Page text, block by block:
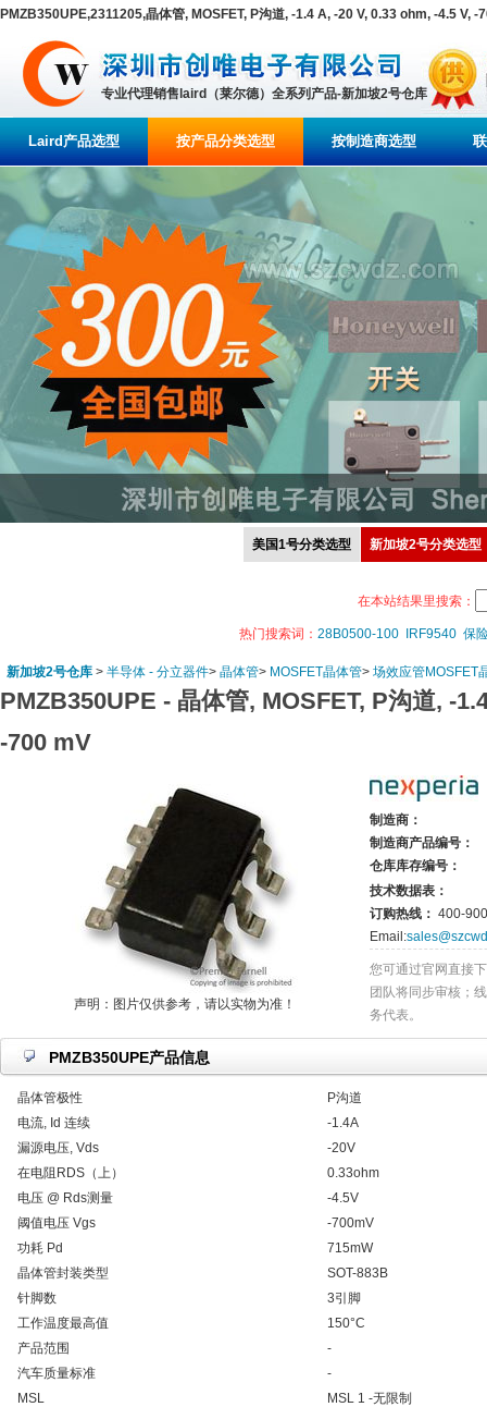
PMZB350UPE,2311205,晶体管, MOSFET, P沟道, -1.4 A, -20 V, 0.33 ohm, -4.5 V, -
专业代理销售laird（莱尔德）全系列产品-新加坡2号仓库
Laird产品选型 按产品分类选型 按制造商选型
美国1号分类选型 新加坡2号分类选型
在本站结果里搜索：
热门搜索词： 28B0500-100 IRF9540 保
新加坡2号仓库 > 半导体 - 分立器件> 晶体管> MOSFET晶体管> 场效应管MOSFET
PMZB350UPE - 晶体管, MOSFET, P沟道, -
-700 mV
声明：图片仅供参考，请以实物为准！
制造商：
制造商产品编号：
仓库库存编号：
技术数据表：
订购热线： 400-
Email:
您可通过官网直接
团队将同步审核；
务代表。
PMZB350UPE产品信息
晶体管极性
P沟道
电流, Id 连续
-1.4A
漏源电压, Vds
-20V
在电阻RDS（上）
0.33ohm
电压 @ Rds测量
-4.5V
阈值电压 Vgs
-700mV
功耗 Pd
715mW
晶体管封装类型
SOT-883B
针脚数
3引脚
工作温度最高值
150°C
产品范围
-
汽车质量标准
-
MSL
MSL 1 -无限制